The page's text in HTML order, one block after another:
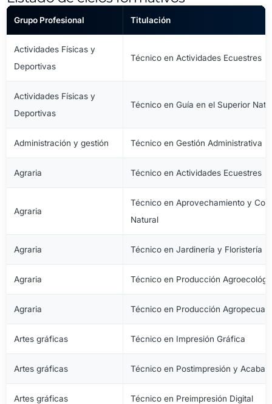
Grupo Profesional Titulación
Actividades Físicas y
Deportivas
Técnico en Actividades Ecuestres
Actividades Físicas y
Deportivas
Técnico en Guía en el Superior
Administración y gestión Técnico en Gestión Administrativa
Agraria Técnico en Actividades Ecuestres
Agraria
Técnico en Aprovechamiento y
Natural
Agraria Técnico en Jardinería y Floristería
Agraria Técnico en Producción
Agraria Técnico en Producción
Artes gráficas Técnico en Impresión Gráfica
Artes gráficas Técnico en Postimpresión y
Artes gráficas Técnico en Preimpresión Digital